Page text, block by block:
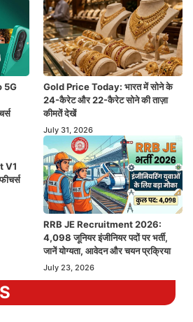
5G
Gold Price Today: भारत में सोने के
24-कैरेट और 22-कैरेट सोने की ताज़ा
कीमतें देखें
July 31, 2026
V1
RRB JE Recruitment 2026:
4,098 जूनियर इंजीनियर पदों पर भर्ती,
जानें योग्यता, आवेदन और चयन प्रक्रिया
July 23, 2026